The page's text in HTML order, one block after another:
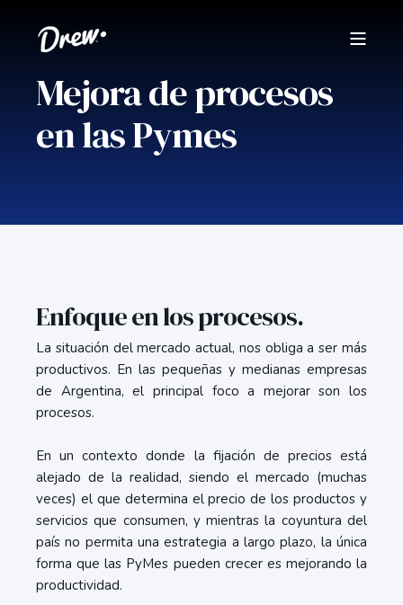
Mejora de procesos
en las Pymes
Enfoque en los procesos.
La situación del mercado actual, nos obliga a ser más
productivos. En las pequeñas y medianas empresas
de Argentina, el principal foco a mejorar son los
procesos.
En un contexto donde la fijación de precios está
alejado de la realidad, siendo el mercado (muchas
veces) el que determina el precio de los productos y
servicios que consumen, y mientras la coyuntura del
país no permita una estrategia a largo plazo, la única
forma que las PyMes pueden crecer es mejorando la
productividad.